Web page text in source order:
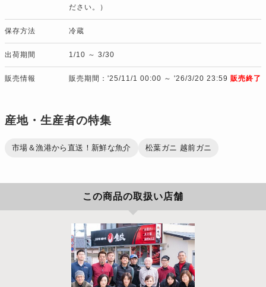
ださい。）
保存方法 冷蔵
出荷期間 1/10 ～ 3/30
販売情報 販売期間：'25/11/1 00:00 ～ '26/3/20 23:59 販売終了
産地・生産者の特集
市場＆漁港から直送！新鮮な魚介 松葉ガニ 越前ガニ
この商品の取扱い店舗